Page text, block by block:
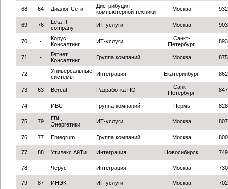
68 64 Диалог-Сети
Дистрибуция
компьютерной техники
Москва
69 76
Leta IT-
company
ИТ-услуги Москва
70 -
Корус
Консалтинг
ИТ-услуги
Санкт-
Петербург
71 -
Гетнет
Консалтинг
Группа компаний Москва
72 -
Универсальные
системы
Интеграция Екатеринбург
73 63 Bercut Разработка ПО
Санкт-
Петербург
74 - ИВС Группа компаний Пермь
75 79
ГВЦ
Энергетики
ИТ-услуги Москва
76 77 Entegrum Группа компаний Москва
77 88 Утилекс АйТи Интеграция Новосибирск
78 - Черус Интеграция Москва
79 87 ИНЭК ИТ-услуги Москва